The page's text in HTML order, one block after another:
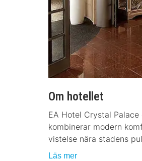
Om hotellet
EA Hotel Crystal
kombinerar modern
vistelse nära stadens
Läs mer